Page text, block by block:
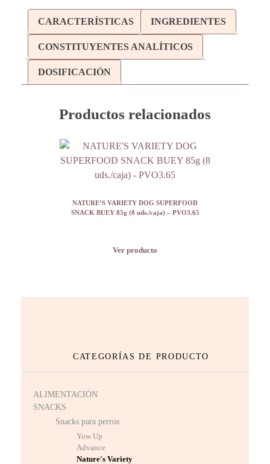
CARACTERÍSTICAS INGREDIENTES
CONSTITUYENTES ANALÍTICOS
DOSIFICACIÓN
Productos relacionados
NATURE’S VARIETY DOG SUPERFOOD
SNACK BUEY 85g (8 uds./caja) – PVO3.65
Ver producto
CATEGORÍAS DE PRODUCTO
ALIMENTACIÓN
SNACKS
Snacks para perros
Yow Up
Advance
Nature's Variety